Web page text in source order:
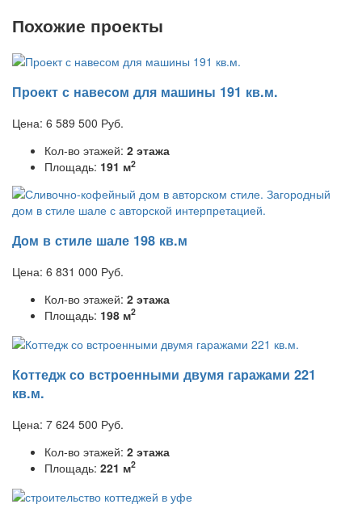
Похожие проекты
Проект с навесом для машины 191 кв.м.
Цена: 6 589 500 Руб.
Кол-во этажей: 2 этажа
Площадь: 191 м2
Дом в стиле шале 198 кв.м
Цена: 6 831 000 Руб.
Кол-во этажей: 2 этажа
Площадь: 198 м2
Коттедж со встроенными двумя гаражами 221
кв.м.
Цена: 7 624 500 Руб.
Кол-во этажей: 2 этажа
Площадь: 221 м2